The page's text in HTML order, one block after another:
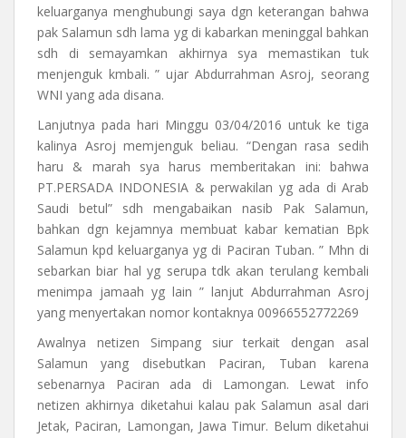
keluarganya menghubungi saya dgn keterangan bahwa
pak Salamun sdh lama yg di kabarkan meninggal bahkan
sdh di semayamkan akhirnya sya memastikan tuk
menjenguk kmbali. ” ujar Abdurrahman Asroj, seorang
WNI yang ada disana.
Lanjutnya pada hari Minggu 03/04/2016 untuk ke tiga
kalinya Asroj memjenguk beliau. “Dengan rasa sedih
haru & marah sya harus memberitakan ini: bahwa
PT.PERSADA INDONESIA & perwakilan yg ada di Arab
Saudi betul” sdh mengabaikan nasib Pak Salamun,
bahkan dgn kejamnya membuat kabar kematian Bpk
Salamun kpd keluarganya yg di Paciran Tuban. ” Mhn di
sebarkan biar hal yg serupa tdk akan terulang kembali
menimpa jamaah yg lain ” lanjut Abdurrahman Asroj
yang menyertakan nomor kontaknya 00966552772269
Awalnya netizen Simpang siur terkait dengan asal
Salamun yang disebutkan Paciran, Tuban karena
sebenarnya Paciran ada di Lamongan. Lewat info
netizen akhirnya diketahui kalau pak Salamun asal dari
Jetak, Paciran, Lamongan, Jawa Timur. Belum diketahui